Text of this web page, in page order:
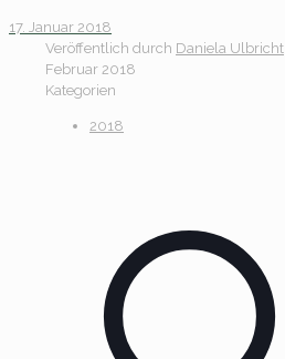
17. Januar 2018
Veröffentlich durch Daniela Ulbricht
Februar 2018
Kategorien
2018